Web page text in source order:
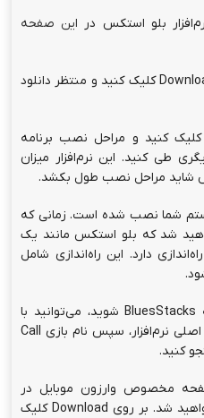
این صفحه
2-بر روی گزینه Download BlueStacks 10 کلیک کنید و منتظر دانلود
کلیک کنید و مراحل نصب برنامه
طی کنید. این نرم‌افزار میزان
پس شاید مراحل نصب طول بکشد.
شما نصب شده است. زمانی که
شد که بلو استکس مانند یک
دارد. این راه‌اندازی شامل
4-پس از اینکه وارد صفحه خانه BluesStacks شوید، می‌توانید با
استفاده از نوار Search در صفحه اصلی نرم‌افزار، سپس نام بازی Call
مخصوص وارزون موبایل در
خواهید شد. بر روی Download کلیک